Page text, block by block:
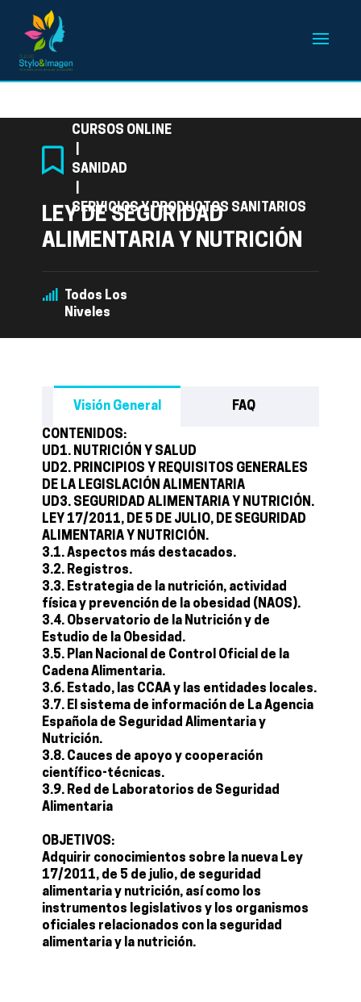
CURSOS ONLINE
SANIDAD
SERVICIOS Y PRODUCTOS SANITARIOS
LEY DE SEGURIDAD
ALIMENTARIA Y NUTRICIÓN
Todos Los
Niveles
Visión General FAQ
CONTENIDOS:
UD1. NUTRICIÓN Y SALUD
UD2. PRINCIPIOS Y REQUISITOS GENERALES
DE LA LEGISLACIÓN ALIMENTARIA
UD3. SEGURIDAD ALIMENTARIA Y NUTRICIÓN.
LEY 17/2011, DE 5 DE JULIO, DE SEGURIDAD
ALIMENTARIA Y NUTRICIÓN.
3.1. Aspectos más destacados.
3.2. Registros.
3.3. Estrategia de la nutrición, actividad
física y prevención de la obesidad (NAOS).
3.4. Observatorio de la Nutrición y de
Estudio de la Obesidad.
3.5. Plan Nacional de Control Oficial de la
Cadena Alimentaria.
3.6. Estado, las CCAA y las entidades locales.
3.7. El sistema de información de La Agencia
Española de Seguridad Alimentaria y
Nutrición.
3.8. Cauces de apoyo y cooperación
científico-técnicas.
3.9. Red de Laboratorios de Seguridad
Alimentaria
OBJETIVOS:
Adquirir conocimientos sobre la nueva Ley
17/2011, de 5 de julio, de seguridad
alimentaria y nutrición, así como los
instrumentos legislativos y los organismos
oficiales relacionados con la seguridad
alimentaria y la nutrición.